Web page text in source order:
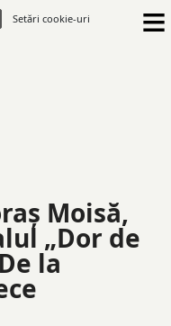
Setări cookie-uri ≡
Moisă,
„Dor de
la